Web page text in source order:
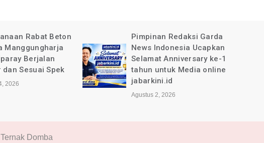
Rabat Beton
Manggungharja
Berjalan
dan Sesuai Spek
2026
Pimpinan Redaksi Garda
News Indonesia Ucapkan
Selamat Anniversary ke-1
tahun untuk Media online
jabarkini.id
Agustus 2, 2026
Domba